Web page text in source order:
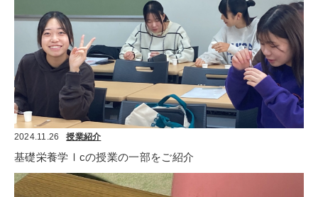
2024.11.26 授業紹介
基礎栄養学Ⅰcの授業の一部をご紹介